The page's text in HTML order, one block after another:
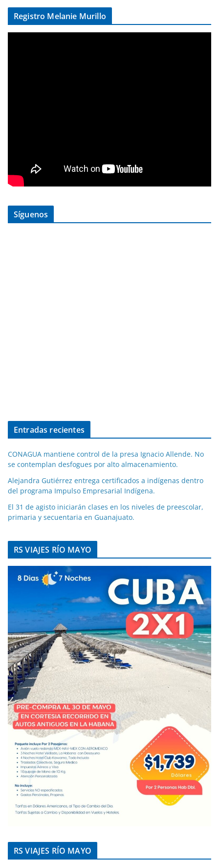
Registro Melanie Murillo
Síguenos
Entradas recientes
CONAGUA mantiene control de la presa Ignacio Allende. No
se contemplan desfogues por alto almacenamiento.
Alejandra Gutiérrez entrega certificados a indígenas dentro
del programa Impulso Empresarial Indígena.
El 31 de agisto iniciarán clases en los niveles de preescolar,
primaria y secuentaria en Guanajuato.
RS VIAJES RÍO MAYO
RS VIAJES RÍO MAYO